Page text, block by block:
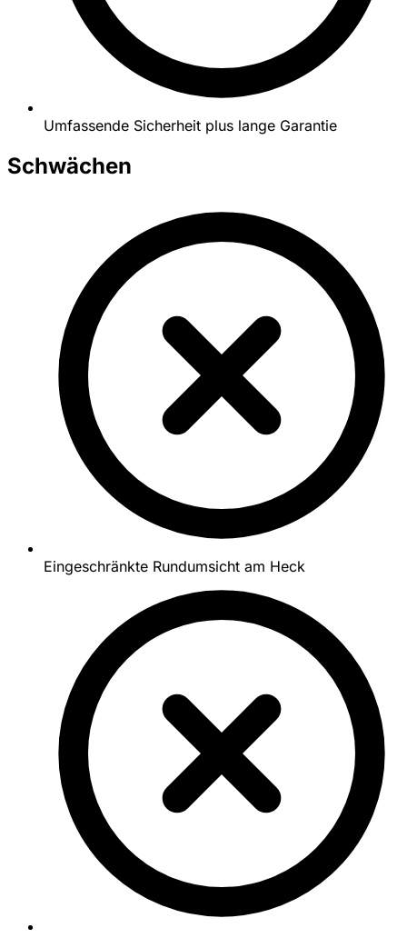
Umfassende Sicherheit plus lange Garantie
Schwächen
Eingeschränkte Rundumsicht am Heck